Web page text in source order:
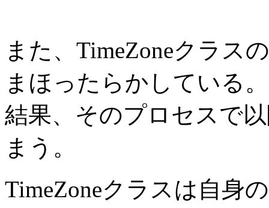
また、TimeZoneクラス
まほったらかしている。
結果、そのプロセスで
まう。
TimeZoneクラスは自身